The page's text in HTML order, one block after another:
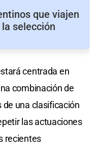
que viajen
selección
centrada en
combinación de
una clasificación
las actuaciones
recientes